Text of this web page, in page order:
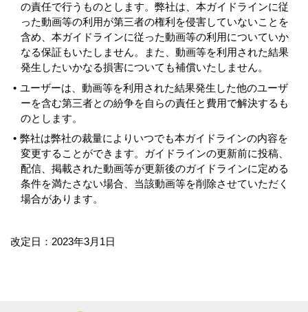
の責任で行うものとします。弊社は、本ガイドラインに従
った動画等の利用が第三者の権利を侵害していないことを
含め、本ガイドラインに従った動画等の利用についていか
なる保証もいたしません。また、動画等を利用された結果
発生したいかなる損害についても補償いたしません。
ユーザーは、動画等を利用された結果発生した他のユーザ
ーを含む第三者との紛争を自らの責任と費用で解決するも
のとします。
弊社は弊社の裁量によりいつでも本ガイドラインの内容を
変更することができます。ガイドラインの更新前に投稿、
配信、掲載された動画等が更新後のガイドラインに定める
条件を満たさない場合、当該動画等を削除させていただく
場合があります。
改定日：2023年3月1日